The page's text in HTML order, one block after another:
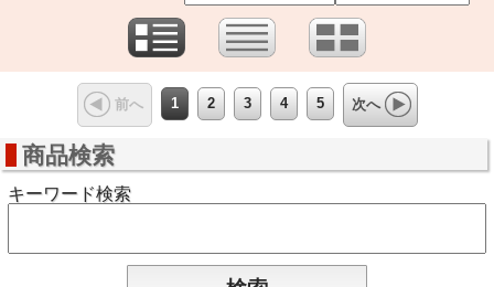
前へ 1 2 3 4 5 次へ
商品検索
キーワード検索